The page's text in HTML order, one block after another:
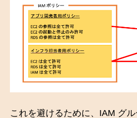
これを避けるために、IAM グ